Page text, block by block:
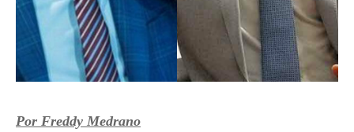
Por Freddy Medrano